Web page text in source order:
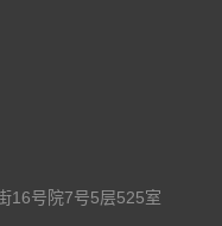
16号院7号5层525室